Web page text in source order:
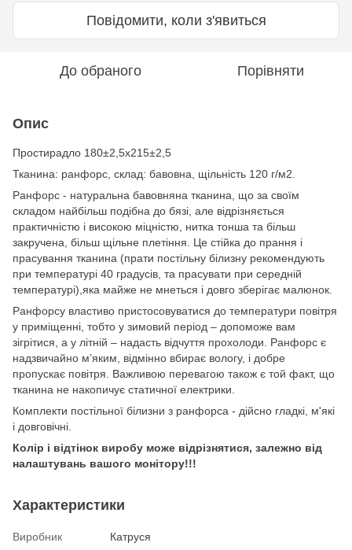
Повідомити, коли з'явиться
До обраного Порівняти
Опис
Простирадло 180±2,5х215±2,5
Тканина: ранфорс, склад: бавовна, щільність 120 г/м2.
Ранфорс - натуральна бавовняна тканина, що за своїм
складом найбільш подібна до бязі, але відрізняється
практичністю і високою міцністю, нитка тонша та більш
закручена, більш щільне плетіння. Це стійка до прання і
прасування тканина (прати постільну білизну рекомендують
при температурі 40 градусів, та прасувати при середній
температурі),яка майже не мнеться і довго зберігає малюнок.
Ранфорсу властиво пристосовуватися до температури повітря
у приміщенні, тобто у зимовий період – допоможе вам
зігрітися, а у літній – надасть відчуття прохолоди. Ранфорс є
надзвичайно м’яким, відмінно вбирає вологу, і добре
пропускає повітря. Важливою перевагою також є той факт, що
тканина не накопичує статичної електрики.
Комплекти постільної білизни з ранфорса - дійсно гладкі, м'які
і довговічні.
Колір і відтінок виробу може відрізнятися, залежно від
налаштувань вашого монітору!!!
Характеристики
Виробник
Катруся